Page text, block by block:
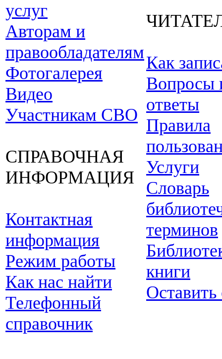
услуг
Авторам и
правообладателям
Фотогалерея
Видео
Участникам СВО
СПРАВОЧНАЯ
ИНФОРМАЦИЯ
Контактная
информация
Режим работы
Как нас найти
Телефонный
справочник
Как
Вопросы
ответы
Правила
Услуги
Словарь
терминов
книги
Оставить